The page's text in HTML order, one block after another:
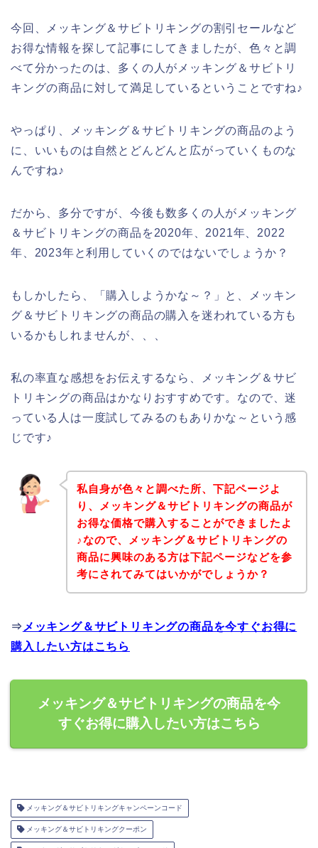
今回、メッキング＆サビトリキングの割引セールなど
お得な情報を探して記事にしてきましたが、色々と調
べて分かったのは、多くの人がメッキング＆サビトリ
キングの商品に対して満足しているということですね♪
やっぱり、メッキング＆サビトリキングの商品のよう
に、いいものは自然とどんどんと広がっていくものな
んですね♪
だから、多分ですが、今後も数多くの人がメッキング
＆サビトリキングの商品を2020年、2021年、2022
年、2023年と利用していくのではないでしょうか？
もしかしたら、「購入しようかな～？」と、メッキン
グ＆サビトリキングの商品の購入を迷われている方も
いるかもしれませんが、、、
私の率直な感想をお伝えするなら、メッキング＆サビ
トリキングの商品はかなりおすすめです。なので、迷
っている人は一度試してみるのもありかな～という感
じです♪
私自身が色々と調べた所、下記ページよ
り、メッキング＆サビトリキングの商品が
お得な価格で購入することができましたよ
♪なので、メッキング＆サビトリキングの
商品に興味のある方は下記ページなどを参
考にされてみてはいかがでしょうか？
⇒ メッキング＆サビトリキングの商品を今すぐお得に
購入したい方はこちら
メッキング＆サビトリキングの商品を今
すぐお得に購入したい方はこちら
メッキング＆サビトリキングキャンペーンコード
メッキング＆サビトリキングクーポン